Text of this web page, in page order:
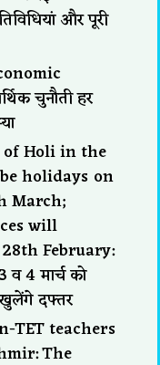
और पूरी
चुनौती हर
of Holi in the
holidays on
March;
will
February:
व 4 मार्च को
खुलेंगे दफ्तर
TET teachers
The